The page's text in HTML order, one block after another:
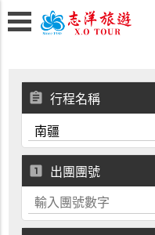
assignment 行程名稱
looks_one 出團團號